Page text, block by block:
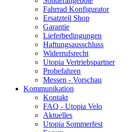
Fahrrad Konfigurator
Ersatzteil Shop
Garantie
Lieferbedingungen
Haftungsausschluss
Widerrufsrecht
Utopia Vertriebspartner
Probefahren
Messen - Vorschau
Kommunikation
Kontakt
FAQ - Utopia Velo
Aktuelles
Utopia Sommerfest